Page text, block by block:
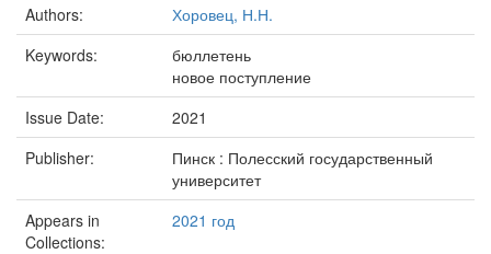
Authors:
Хоровец, Н.Н.
Keywords:
бюллетень
новое поступление
Issue Date:
2021
Publisher:
Пинск : Полесский государственный
университет
Appears in
Collections:
2021 год